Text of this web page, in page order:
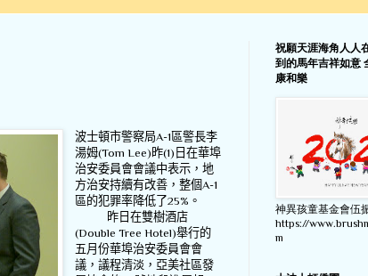
波士頓市警察局A-1區警長李
湯姆(Tom Lee) 昨(1) 日在華埠
治安委員會會議中表示，地
方治安持續有改善，整個A-1
區的犯罪率降低了25% 。
昨日在雙樹酒店
(Double Tree Hotel)舉行的
五月份華埠治安委員會會
議，議程清淡，亞美社區發
祝願天涯海角人人
到的馬年吉祥如意
康和樂
神異孩童基金會伍
https://
m